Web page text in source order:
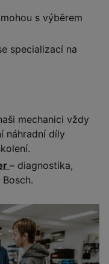
s výběrem
specializací na
mechanici vždy
náhradní díly
– diagnostika,